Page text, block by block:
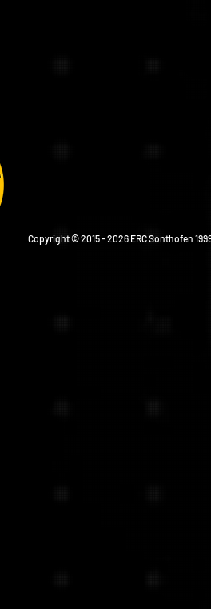
Copyright © 2015 - 2026 ERC Sonthofen